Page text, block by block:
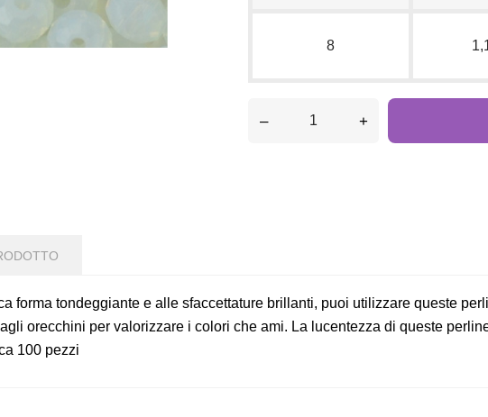
8
– +
forma tondeggiante e alle sfaccettature brillanti, puoi utilizzare queste
orecchini per valorizzare i colori che ami. La lucentezza di queste
100 pezzi